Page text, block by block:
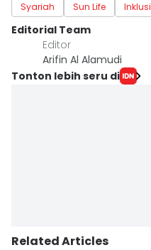
Syariah Sun Life Inklusi
Editorial Team
Editor
Arifin Al Alamudi
Tonton lebih seru di
Related Articles